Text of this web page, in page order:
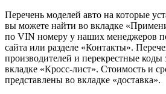
Перечень моделей авто на которые
вы можете найти во вкладке
по VIN номеру у наших менеджеров
сайта или разделе «Контакты».
производителей и перекрестные коды
вкладке «Кросс-лист». Стоимость и
представлены во вкладке «доставка».